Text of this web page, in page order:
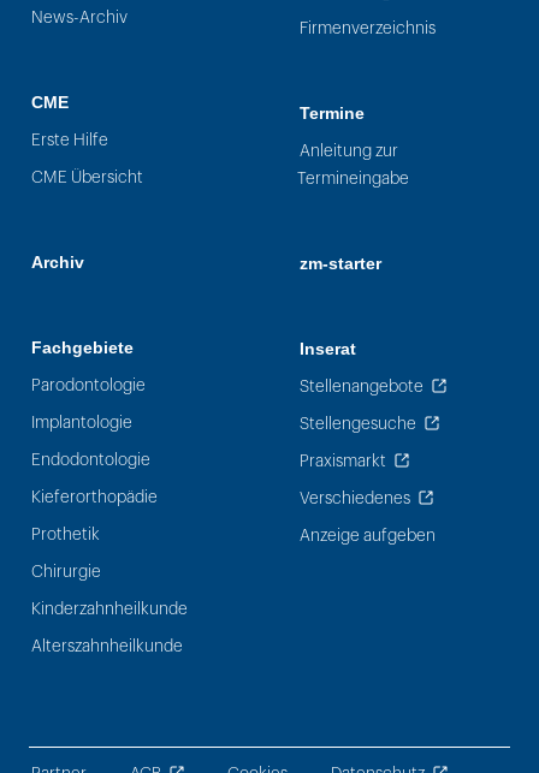
News-Archiv
CME
Erste Hilfe
CME Übersicht
Archiv
Fachgebiete
Parodontologie
Implantologie
Endodontologie
Kieferorthopädie
Prothetik
Chirurgie
Kinderzahnheilkunde
Alterszahnheilkunde
Firmenverzeichnis
Termine
Anleitung zur
Termineingabe
zm-starter
Inserat
Stellenangebote
Stellengesuche
Praxismarkt
Verschiedenes
Anzeige aufgeben